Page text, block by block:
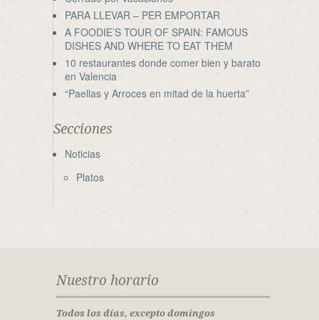
PARA LLEVAR – PER EMPORTAR
A FOODIE’S TOUR OF SPAIN: FAMOUS
DISHES AND WHERE TO EAT THEM
10 restaurantes donde comer bien y barato
en Valencia
“Paellas y Arroces en mitad de la huerta”
Secciones
Noticias
Platos
Nuestro horario
Todos los días, excepto domingos